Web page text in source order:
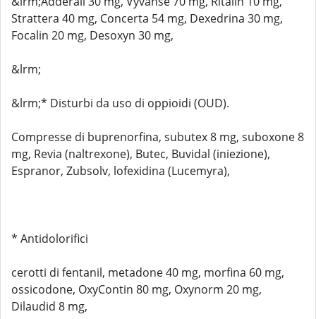
Strattera 40 mg, Concerta 54 mg, Dexedrina 30 mg,
Focalin 20 mg, Desoxyn 30 mg,
&lrm;
&lrm;* Disturbi da uso di oppioidi (OUD).
Compresse di buprenorfina, subutex 8 mg, suboxone 8
mg, Revia (naltrexone), Butec, Buvidal (iniezione),
Espranor, Zubsolv, lofexidina (Lucemyra),
* Antidolorifici
cerotti di fentanil, metadone 40 mg, morfina 60 mg,
ossicodone, OxyContin 80 mg, Oxynorm 20 mg,
Dilaudid 8 mg,